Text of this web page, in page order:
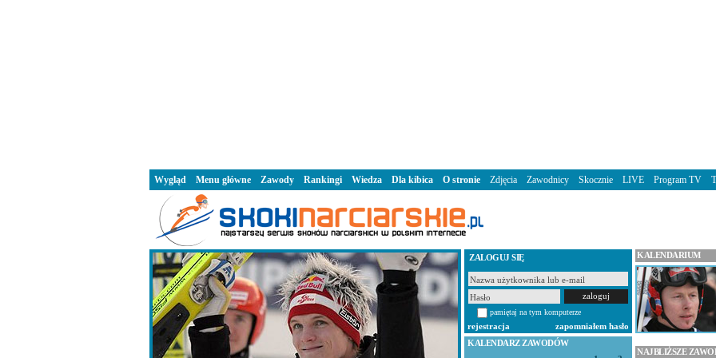
ZALOGUJ SIĘ
pamiętaj na tym komputerze
rejestracja
zapomniałem hasło
KALENDARZ ZAWODÓW
KALENDARIUM
NAJBLIŻSZE
Wygląd Menu główne Zawody Rankingi Wiedza Dla kibica O stronie Zdjęcia Zawodnicy Skocznie LIVE Program TV